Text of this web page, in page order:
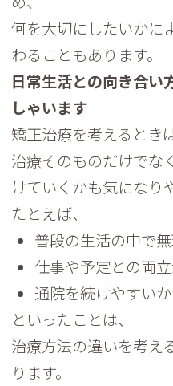
何を大切にしたいかに
わることもあります。
日常生活との向き合い
しゃいます
矯正治療を考えるときは
治療そのものだけでな
けていくかも気になり
たとえば、
普段の生活の中で
仕事や予定との両
通院を続けやすいか
といったことは、
治療方法の違いを考え
ります。